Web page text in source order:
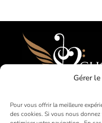
Gérer
Pour vous offrir la meilleure
des cookies. Si vous nous
Festivals,